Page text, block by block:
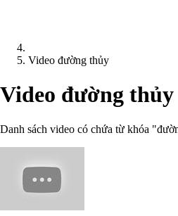
Video đường thủy
Video đường thủy
Danh sách video có chứa từ khóa